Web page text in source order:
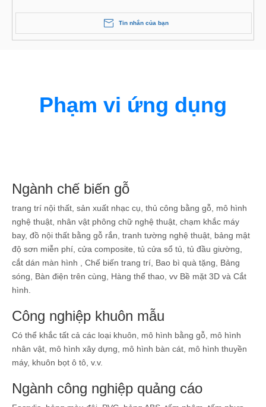
neon, cắt chữ hình lỗ, làm hộp nhựa hộp làm tròn;
Tin nhắn của bạn
Phạm vi ứng dụng
Ngành chế biến gỗ
trang trí nội thất, sản xuất nhạc cụ, thủ công bằng gỗ, mô hình
nghệ thuật, nhân vật phông chữ nghệ thuật, chạm khắc máy
bay, đồ nội thất bằng gỗ rắn, tranh tường nghệ thuật, bảng mật
độ sơn miễn phí, cửa composite, tủ cửa sổ tủ, tủ đầu giường,
cắt dán màn hình , Chế biến trang trí, Bao bì quà tặng, Bảng
sóng, Bàn điện trên cùng, Hàng thể thao, vv Bề mặt 3D và Cắt
hình.
Công nghiệp khuôn mẫu
Có thể khắc tất cả các loại khuôn, mô hình bằng gỗ, mô hình
nhân vật, mô hình xây dựng, mô hình bàn cát, mô hình thuyền
máy, khuôn bọt ô tô, v.v.
Ngành công nghiệp quảng cáo